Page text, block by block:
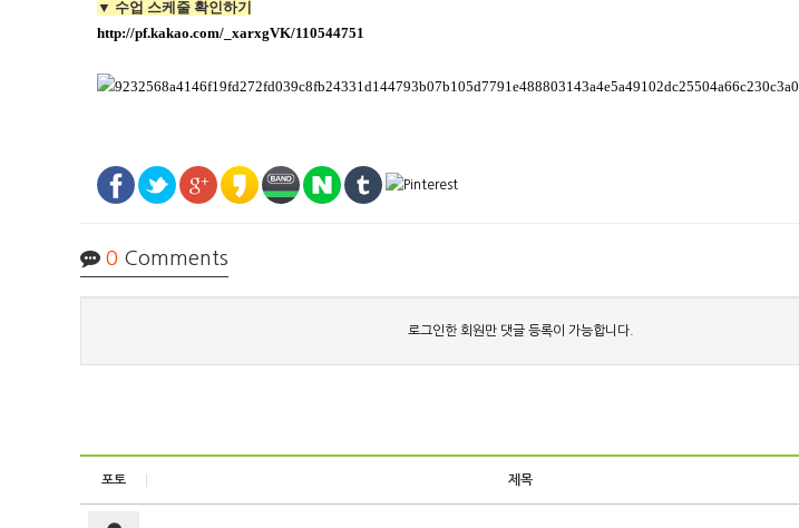
▼ 수업 스케줄 확인하기
http://pf.kakao.com/_xarxgVK/110544751
0 Comments
로그인한 회원만 댓글 등록이 가능합니다.
포토 제목